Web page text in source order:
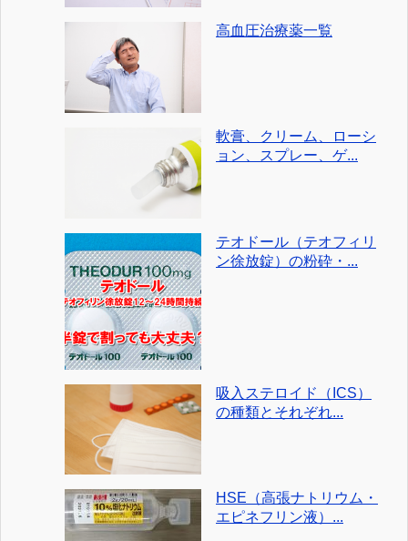
高血圧治療薬一覧
軟膏、クリーム、ローシ
ョン、スプレー、ゲ...
テオドール（テオフィリ
ン徐放錠）の粉砕・...
吸入ステロイド（ICS）
の種類とそれぞれ...
HSE（高張ナトリウム・
エピネフリン液）...